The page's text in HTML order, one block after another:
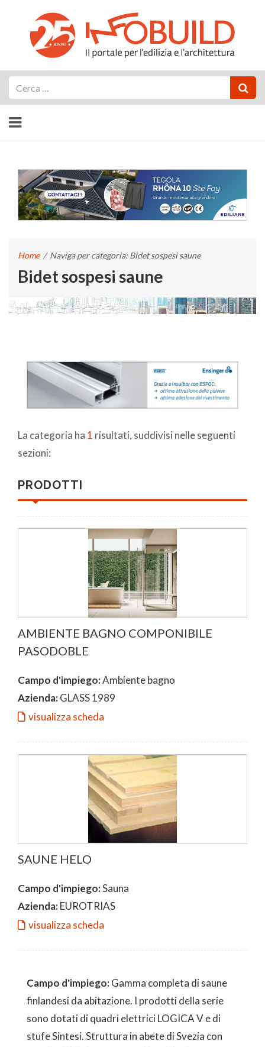
Home / Naviga per categoria: Bidet sospesi saune
Bidet sospesi saune
La categoria ha 1 risultati, suddivisi nelle seguenti
sezioni:
PRODOTTI
AMBIENTE BAGNO COMPONIBILE
PASODOBLE
Campo d'impiego:Ambiente bagno
Azienda:GLASS 1989
visualizza scheda
SAUNE HELO
Campo d'impiego:Sauna
Azienda:EUROTRIAS
visualizza scheda
Campo d'impiego:Gamma completa di saune
finlandesi da abitazione. I prodotti della serie
sono dotati di quadri elettrici LOGICA V e di
stufe Sintesi. Struttura in abete di Svezia con